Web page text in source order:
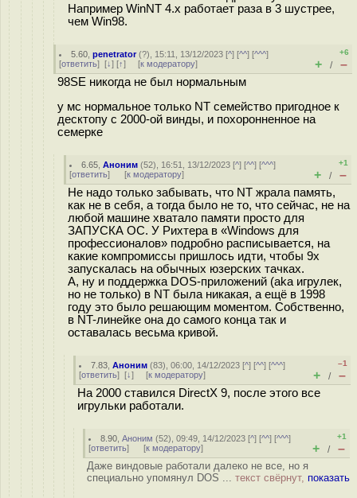
Например WinNT 4.x работает раза в 3 шустрее,
чем Win98.
5.60 ,penetrator(?), 15:11, 13/12/2023 [^] [^^] [^^^]
[ответить] [↓] [↑] [к модератору]
+6
+ / –
98SE никогда не был нормальным
у мс нормальное только NT семейство пригодное к
десктопу с 2000-ой винды, и похоронненное на
семерке
6.65 ,Аноним (52), 16:51, 13/12/2023 [^] [^^] [^^^]
[ответить] [к модератору]
+1
+ / –
Не надо только забывать, что NT жрала память,
как не в себя, а тогда было не то, что сейчас, не на
любой машине хватало памяти просто для
ЗАПУСКА ОС. У Рихтера в «Windows для
профессионалов» подробно расписывается, на
какие компромиссы пришлось идти, чтобы 9x
запускалась на обычных юзерских тачках.
А, ну и поддержка DOS-приложений (aka игрулек,
но не только) в NT была никакая, а ещё в 1998
году это было решающим моментом. Собственно,
в NT-линейке она до самого конца так и
оставалась весьма кривой.
7.83 ,Аноним (83), 06:00, 14/12/2023 [^] [^^] [^^^]
[ответить] [↓] [к модератору]
–1
+ / –
На 2000 ставился DirectX 9, после этого все
игрульки работали.
8.90 ,Аноним (52), 09:49, 14/12/2023 [^] [^^] [^^^]
[ответить] [к модератору]
+1
+ / –
Даже виндовые работали далеко не все, но я
специально упомянул DOS ... текст свёрнут, показать